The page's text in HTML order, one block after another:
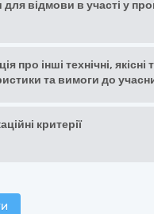
для відмови в участі у
про інші технічні, якісні
та вимоги до
критерії